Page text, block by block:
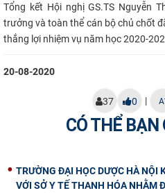
Tổng kết Hội nghị GS.TS Nguyễn
trưởng và toàn thể cán bộ chủ chốt
thắng lợi nhiệm vụ năm học 2020-
20-08-2020
37 0 | A-
CÓ THỂ
TRƯỜNG ĐẠI HỌC DƯỢC HÀ NỘI
VỚI SỞ Y TẾ THANH HÓA NHẰM